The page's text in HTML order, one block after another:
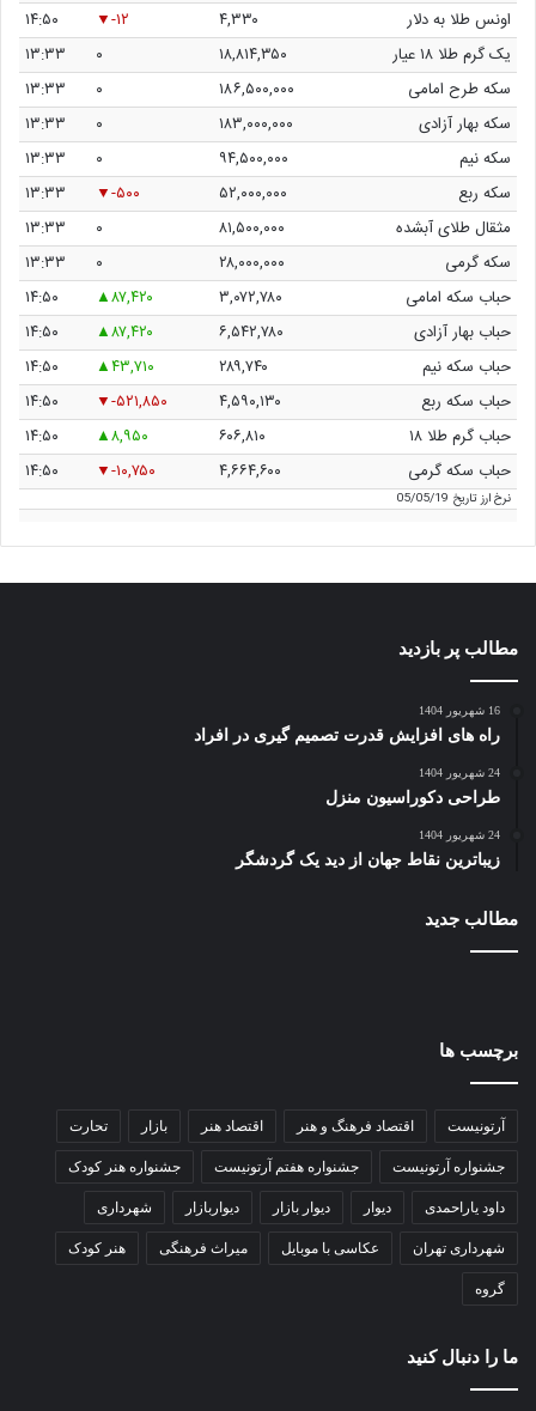
اونس طلا به دلار
۴,۳۳۰ -۱۲
۱۴:۵۰
یک گرم طلا ۱۸ عیار
۱۸,۸۱۴,۳۵۰ ۰
۱۳:۳۳
سکه طرح امامی
۱۸۶,۵۰۰,۰۰۰ ۰
۱۳:۳۳
سکه بهار آزادی
۱۸۳,۰۰۰,۰۰۰ ۰
۱۳:۳۳
سکه نیم
۹۴,۵۰۰,۰۰۰ ۰
۱۳:۳۳
سکه ربع
۵۲,۰۰۰,۰۰۰ -۵۰۰
۱۳:۳۳
مثقال طلای آبشده
۸۱,۵۰۰,۰۰۰ ۰
۱۳:۳۳
سکه گرمی
۲۸,۰۰۰,۰۰۰ ۰
۱۳:۳۳
حباب سکه امامی
۳,۰۷۲,۷۸۰ ۸۷,۴۲۰
۱۴:۵۰
حباب بهار آزادی
۶,۵۴۲,۷۸۰ ۸۷,۴۲۰
۱۴:۵۰
حباب سکه نیم
۲۸۹,۷۴۰ ۴۳,۷۱۰
۱۴:۵۰
حباب سکه ربع
۴,۵۹۰,۱۳۰ -۵۲۱,۸۵۰
۱۴:۵۰
حباب گرم طلا ۱۸
۶۰۶,۸۱۰ ۸,۹۵۰
۱۴:۵۰
حباب سکه گرمی
۴,۶۶۴,۶۰۰ -۱۰,۷۵۰ ۱۴:۵۰
نرخ ارزتاریخ 05/05/19
مطالب پر بازدید
16 شهریور 1404
راه های افزایش قدرت تصمیم گیری در افراد
24 شهریور 1404
طراحی دکوراسیون منزل
24 شهریور 1404
زیباترین نقاط جهان از دید یک گردشگر
مطالب جدید
برچسب ها
آرتونیست اقتصاد فرهنگ و هنر اقتصاد هنر بازار تحارت
جشنواره آرتونیست جشنواره هفتم آرتونیست جشنواره هنر کودک
داود یاراحمدی دیوار دیوار بازار دیواربازار شهرداری
شهرداری تهران عکاسی با موبایل میراث فرهنگی هنر کودک
گروه
ما را دنبال کنید